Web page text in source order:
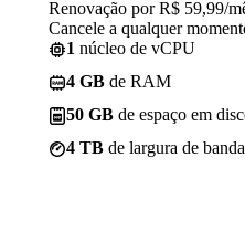
Renovação por R$ 59,99/
Cancele a qualquer
1 núcleo de vCPU
4 GB de RAM
50 GB de espaço em
4 TB de largura de banda